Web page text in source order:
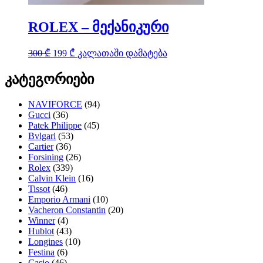
ROLEX – მექანიკური
300₾ Original
was:
300 ₾.
199 ₾ Current
price
is:
199 ₾.
კალათაში დამატება
კატეგორიები
NAVIFORCE (94)
Gucci (36)
Patek Philippe (45)
Bvlgari (53)
Cartier (36)
Forsining (26)
Rolex (339)
Calvin Klein (16)
Tissot (46)
Emporio Armani (10)
Vacheron Constantin (20)
Winner (4)
Hublot (43)
Longines (10)
Festina (6)